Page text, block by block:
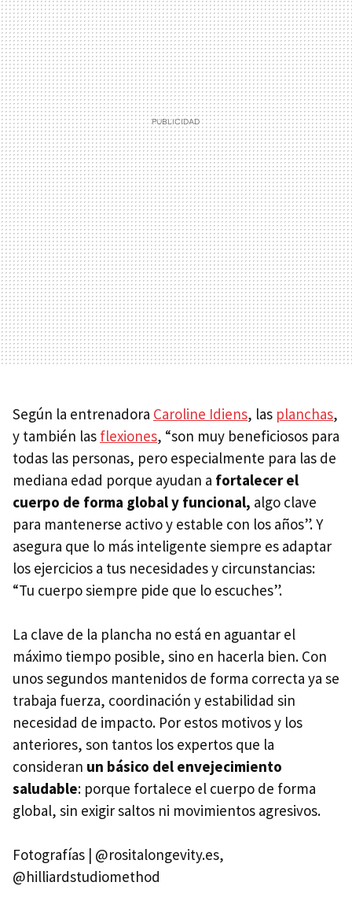
Según la entrenadora Caroline Idiens, las planchas,
y también las flexiones, “son muy beneficiosos para
todas las personas, pero especialmente para las de
mediana edad porque ayudan a fortalecer el
cuerpo de forma global y funcional, algo clave
para mantenerse activo y estable con los años”. Y
asegura que lo más inteligente siempre es adaptar
los ejercicios a tus necesidades y circunstancias:
“Tu cuerpo siempre pide que lo escuches”.
La clave de la plancha no está en aguantar el
máximo tiempo posible, sino en hacerla bien. Con
unos segundos mantenidos de forma correcta ya se
trabaja fuerza, coordinación y estabilidad sin
necesidad de impacto. Por estos motivos y los
anteriores, son tantos los expertos que la
consideran un básico del envejecimiento
saludable: porque fortalece el cuerpo de forma
global, sin exigir saltos ni movimientos agresivos.
Fotografías | @rositalongevity.es,
@hilliardstudiomethod